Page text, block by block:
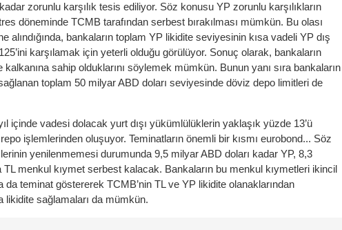
zorunlu karşılık tesis ediliyor. Söz konusu YP zorunlu karşılıkların
döneminde TCMB tarafından serbest bırakılması mümkün. Bu olası
alındığında, bankaların toplam YP likidite seviyesinin kısa vadeli YP dış
karşılamak için yeterli olduğu görülüyor. Sonuç olarak, bankaların
sahip olduklarını söylemek mümkün. Bunun yanı sıra bankaların
toplam 50 milyar ABD doları seviyesinde döviz depo limitleri de
içinde vadesi dolacak yurt dışı yükümlülüklerin yaklaşık yüzde 13’ü
repo işlemlerinden oluşuyor. Teminatların önemli bir kısmı eurobond... Söz
yenilenmemesi durumunda 9,5 milyar ABD doları kadar YP, 8,3
TL menkul kıymet serbest kalacak. Bankaların bu menkul kıymetleri ikincil
da teminat göstererek TCMB’nin TL ve YP likidite olanaklarından
likidite sağlamaları da mümkün.